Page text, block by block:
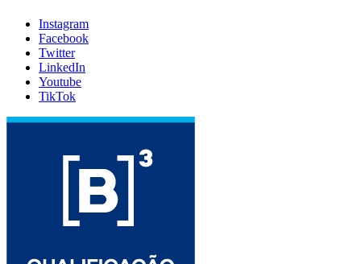
Instagram
Facebook
Twitter
LinkedIn
Youtube
TikTok